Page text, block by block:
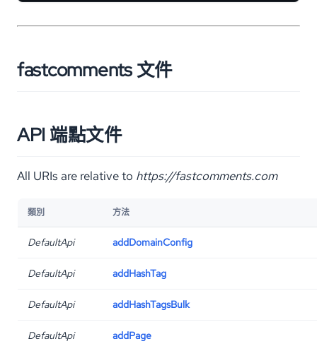
fastcomments 文件
API 端點文件
All URIs are relative to https://fastcomments.com
類別 方法
DefaultApi addDomainConfig
DefaultApi addHashTag
DefaultApi addHashTagsBulk
DefaultApi addPage